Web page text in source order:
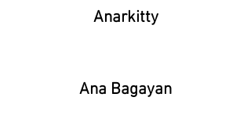
Anarkitty
Ana Bagayan